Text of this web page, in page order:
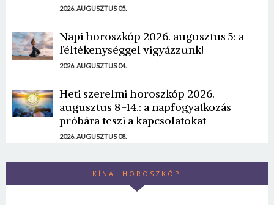
2026. AUGUSZTUS 05.
Napi horoszkóp 2026. augusztus 5: a
féltékenységgel vigyázzunk!
2026. AUGUSZTUS 04.
Heti szerelmi horoszkóp 2026.
augusztus 8-14.: a napfogyatkozás
próbára teszi a kapcsolatokat
2026. AUGUSZTUS 08.
KÍNAI HOROSZKÓP